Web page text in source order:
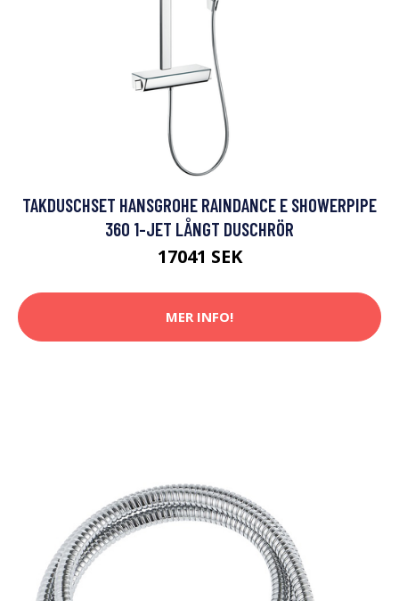
TAKDUSCHSET HANSGROHE RAINDANCE E SHOWERPIPE
360 1-JET LÅNGT DUSCHRÖR
17041 SEK
MER INFO!